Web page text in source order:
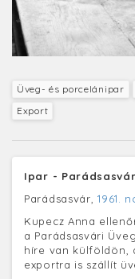
Üveg- és porcelánipar
Export
Ipar -
Parádsasvár,1961.
Kupecz Anna
a Parádsasvári
híre van külföldön,
exportra is szállít